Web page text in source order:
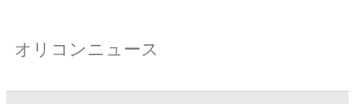
オリコンニュース